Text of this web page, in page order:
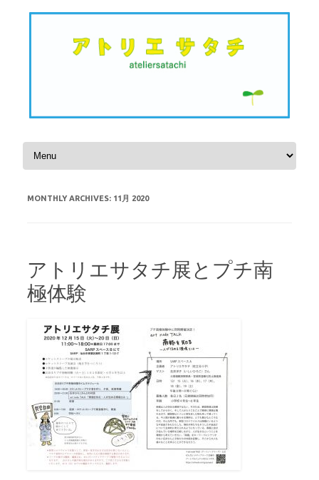
Skip to content
MONTHLY ARCHIVES: 11月 2020
アトリエサタチ展とプチ南
極体験